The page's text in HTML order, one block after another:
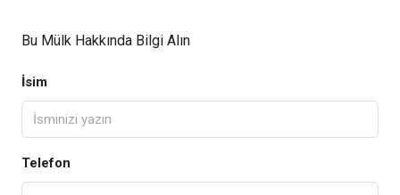
Bu Mülk Hakkında Bilgi Alın
İsim
Telefon